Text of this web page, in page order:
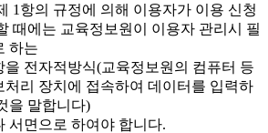
1항의 규정에 의해 이용자가 이용 신청
때에는 교육정보원이 이용자 관리시 필
하는
을 전자적방식(교육정보원의 컴퓨터 등
처리 장치에 접속하여 데이터를 입력하
을 말합니다)
서면으로 하여야 합니다.